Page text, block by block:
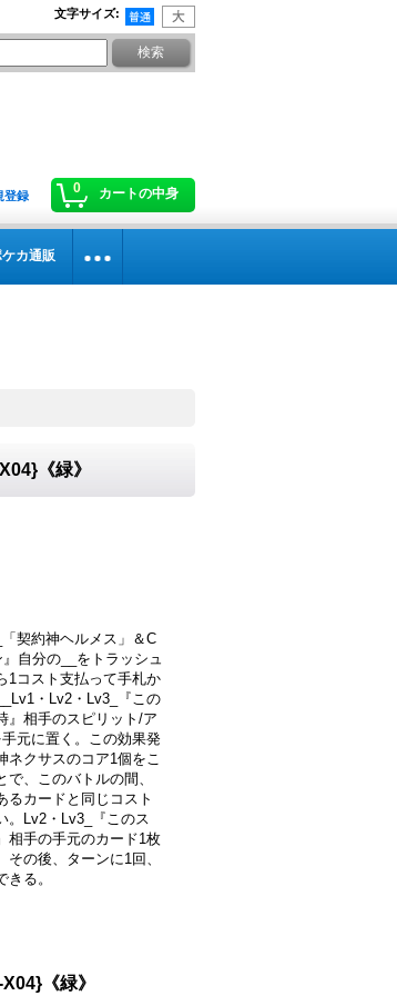
文字サイズ:
0 カートの中身
登録
カ通販
《緑》
契約神ヘルメス」＆C
自分の__をトラッシュ
1コスト支払って手札か
・Lv2・Lv3_『この
』相手のスピリット/ア
元に置く。この効果発
ネクサスのコア1個をこ
、このバトルの間、
るカードと同じコスト
。Lv2・Lv3_『このス
相手の手元のカード1枚
の後、ターンに1回、
る。
《緑》